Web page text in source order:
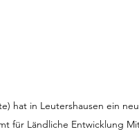
hat in Leutershausen ein
für Ländliche Entwicklung